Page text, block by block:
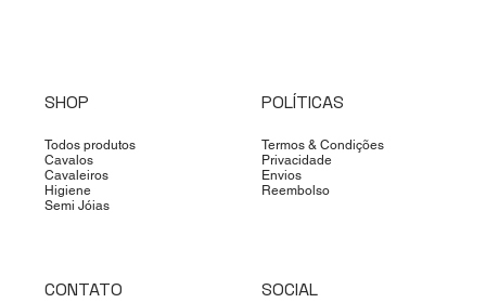
SHOP
Todos produtos
Cavalos
Cavaleiros
Higiene
Semi Jóias
POLÍTICAS
Termos & Condições
Privacidade
Envios
Reembolso
CONTATO SOCIAL